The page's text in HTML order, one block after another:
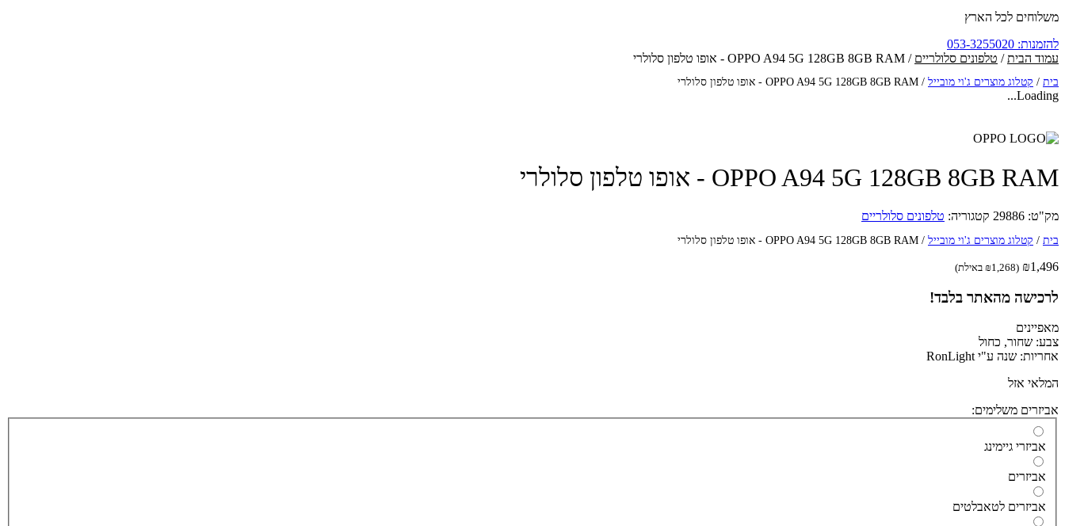
משלוחים לכל הארץ
להזמנות: 053-3255020
עמוד הבית/ טלפונים סלולריים / OPPO A94 5G 128GB 8GB RAM - אופו טלפון סלולרי
בית / קטלוג מוצרים ג'וי מובייל / OPPO A94 5G 128GB 8GB RAM - אופו טלפון סלולרי
Loading...
OPPO A94 5G 128GB 8GB RAM - אופו טלפון סלולרי
מק"ט: 29886 קטגוריה: טלפונים סלולריים
בית / קטלוג מוצרים ג'וי מובייל / OPPO A94 5G 128GB 8GB RAM - אופו טלפון סלולרי
₪1,496
(
₪1,268 באילת)
לרכישה מהאתר בלבד!
מאפיינים
צבע: שחור, כחול
אחריות: שנה ע"י RonLight
המלאי אזל
אביזרים משלימים:
אביזרי גיימינג
אביזרים
אביזרים לטאבלטים